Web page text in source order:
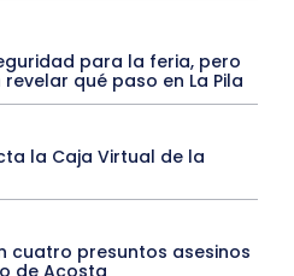
para la feria, pero
qué paso en La Pila
la Caja Virtual de la
cuatro presuntos asesinos